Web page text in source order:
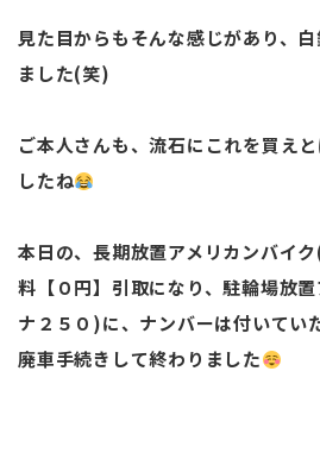
見た目からもそんな感じがあり、
ました(笑)
ご本人さんも、流石にこれを買え
したね
本日の、長期放置アメリカンバイ
料【０円】引取になり、駐輪場放
ナ２５０)に、ナンバーは付いてい
廃車手続きして終わりました